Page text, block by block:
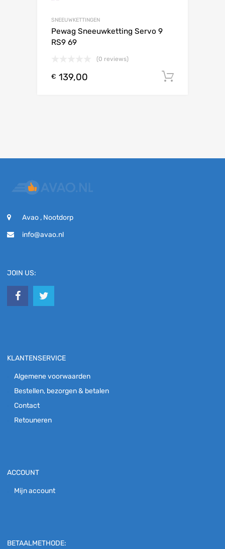
SNEEUWKETTINGEN
Pewag Sneeuwketting Servo 9
RS9 69
(0 reviews)
€ 139,00
Avao , Nootdorp
info@avao.nl
JOIN US:
KLANTENSERVICE
Algemene voorwaarden
Bestellen, bezorgen & betalen
Contact
Retouneren
ACCOUNT
Mijn account
BETAALMETHODE: